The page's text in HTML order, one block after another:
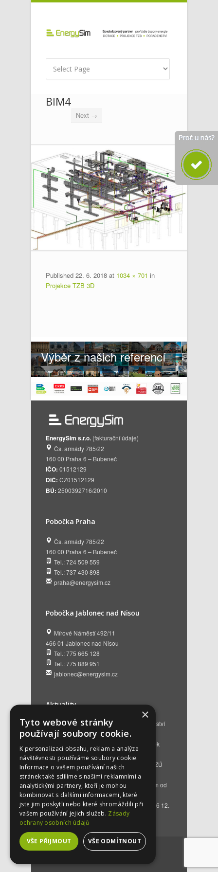
BIM4
Next →
Published 22. 6. 2018 at 1034 × 701 in
Projekce TZB 3D
Výběr z našich referencí
EnergySim s.r.o. (fakturační údaje)
Čs. armády 785/22
160 00 Praha 6 – Bubeneč
IČO: 01512129
DIČ: CZ01512129
BÚ: 2500392716/2010
Pobočka Praha
Čs. armády 785/22
160 00 Praha 6 – Bubeneč
Tel.: 724 509 559
Tel.: 737 430 898
praha@energysim.cz
Pobočka Jablonec nad Nisou
Mírové Náměstí 492/11
466 01 Jablonec nad Nisou
Tel.: 775 665 128
Tel.: 775 889 951
jablonec@energysim.cz
Aktuality
Renovační pasy budov a dotační poradenství
12. 6. 2026
Přehled hlavních změn a nových podmínek
NZÚ 2026 28. 5. 2026
Kompenzace za projektovou přípravu v NZÚ
2025
25. 3. 2026
Novinky v programu Nová zelená úsporám od
roku 2026 16. 3. 2026
Bezplatné poradenství EKIS od 01.01.2026 12.
12. 2025
©2026byenergysim.cz. Created by
×
Tyto webové stránky
používají soubory cookie.
K personalizaci obsahu, reklam a analýze
návštěvnosti používáme soubory cookie.
Informace o vašem používání našich
stránek také sdílíme s našimi reklamními a
analytickými partnery, kteří je mohou
kombinovat s dalšími informacemi, které
jste jim poskytli nebo které shromáždili při
vašem používání jejich služeb. Zásady
ochrany osobních údajů
VŠE PŘIJMOUT VŠE ODMÍTNOUT